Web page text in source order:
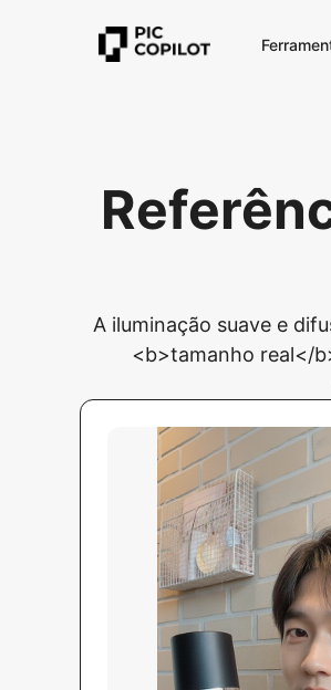
A iluminação suave e
<b>tamanho real</